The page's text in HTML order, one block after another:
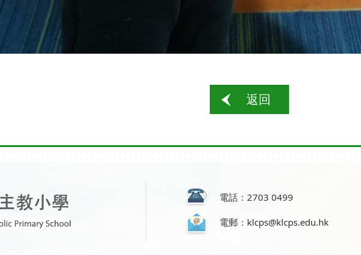
返回
電話：2703 0499
電郵：klcps@klcps.edu.hk